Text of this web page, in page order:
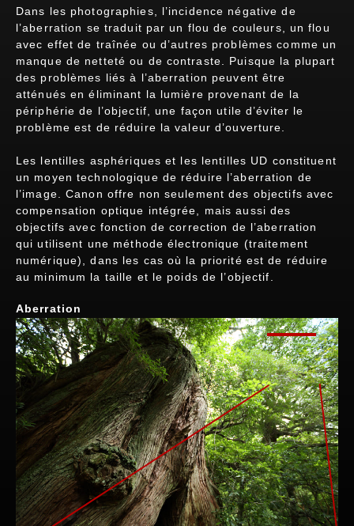
Dans les photographies, l’incidence négative de
l’aberration se traduit par un flou de couleurs, un flou
avec effet de traînée ou d’autres problèmes comme un
manque de netteté ou de contraste. Puisque la plupart
des problèmes liés à l’aberration peuvent être
atténués en éliminant la lumière provenant de la
périphérie de l’objectif, une façon utile d’éviter le
problème est de réduire la valeur d’ouverture.
Les lentilles asphériques et les lentilles UD constituent
un moyen technologique de réduire l’aberration de
l’image. Canon offre non seulement des objectifs avec
compensation optique intégrée, mais aussi des
objectifs avec fonction de correction de l’aberration
qui utilisent une méthode électronique (traitement
numérique), dans les cas où la priorité est de réduire
au minimum la taille et le poids de l’objectif.
Aberration